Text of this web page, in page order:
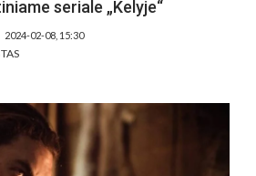
seriale „Kelyje“
2024-02-08, 15:30
ĮRAŠE
MOMOA
NUOTYKIAI
ATRADIMAI